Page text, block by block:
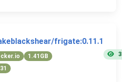
frigate:0.11.1
1.41GB